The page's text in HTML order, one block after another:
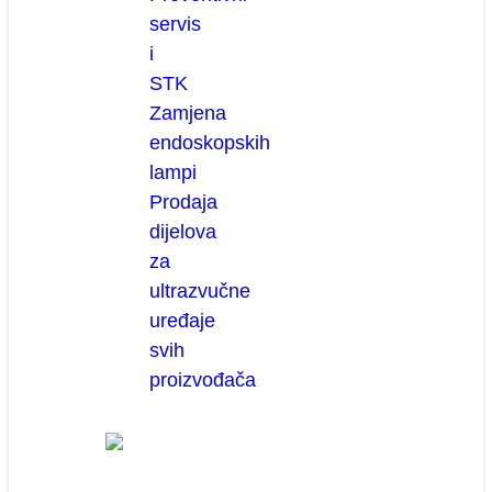
servis
i
STK
Zamjena
endoskopskih
lampi
Prodaja
dijelova
za
ultrazvučne
uređaje
svih
proizvođača